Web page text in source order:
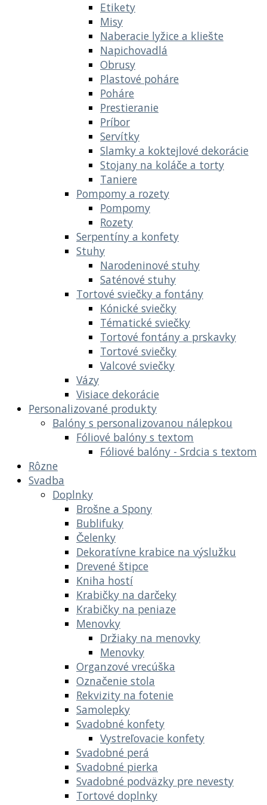
Etikety
Misy
Naberacie lyžice a kliešte
Napichovadlá
Obrusy
Plastové poháre
Poháre
Prestieranie
Príbor
Servítky
Slamky a koktejlové dekorácie
Stojany na koláče a torty
Taniere
Pompomy a rozety
Pompomy
Rozety
Serpentíny a konfety
Stuhy
Narodeninové stuhy
Saténové stuhy
Tortové sviečky a fontány
Kónické sviečky
Tématické sviečky
Tortové fontány a prskavky
Tortové sviečky
Valcové sviečky
Vázy
Visiace dekorácie
Personalizované produkty
Balóny s personalizovanou nálepkou
Fóliové balóny s textom
Fóliové balóny - Srdcia s textom
Rôzne
Svadba
Doplnky
Brošne a Spony
Bublifuky
Čelenky
Dekoratívne krabice na výslužku
Drevené štipce
Kniha hostí
Krabičky na darčeky
Krabičky na peniaze
Menovky
Držiaky na menovky
Menovky
Organzové vrecúška
Označenie stola
Rekvizity na fotenie
Samolepky
Svadobné konfety
Vystreľovacie konfety
Svadobné perá
Svadobné pierka
Svadobné podväzky pre nevesty
Tortové doplnky